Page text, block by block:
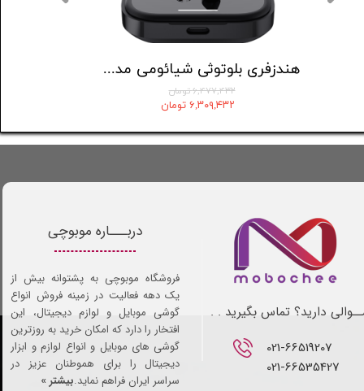
هندزفری بلوتوثی شیائومی مدل Redmi buds 5
۶,۴۷۷,۴۳۲ تومان
۶,۳۰۹,۴۳۲ تومان
021-66519207​​​​​​​
021-66535427
دارید؟ تماس بگیرید . .
دربـــاره موبوچی
فروشگاه موبوچی به پشتوانه بیش از
یک دهه فعالیت در زمینه فروش انواع
گوشی موبایل و لوازم دیجیتال، این
افتخار را دارد که امکان خرید به روزترین
گوشی های موبایل و انواع لوازم و ابزار
دیجیتال را برای هموطنان عزیز در
سراسر ایران فراهم نماید.بیشتر »